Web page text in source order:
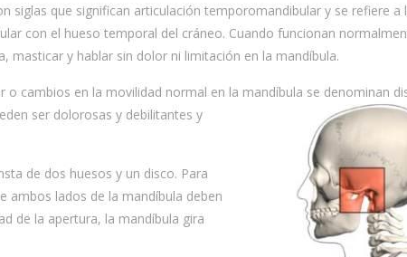
siglas que significan articulación temporomandibular y se refiere a
con el hueso temporal del cráneo. Cuando funcionan
masticar y hablar sin dolor ni limitación en la mandíbula.
cambios en la movilidad normal en la mandíbula se denominan
ser dolorosas y debilitantes y
de dos huesos y un disco. Para
ambos lados de la mandíbula deben
de la apertura, la mandíbula gira